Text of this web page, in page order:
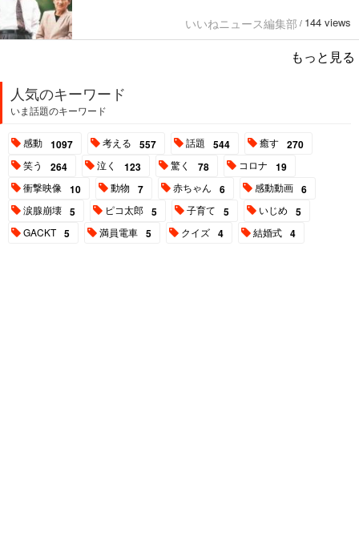
いいねニュース編集部 / 144 views
もっと見る
人気のキーワード
いま話題のキーワード
感動 1097 考える 557 話題 544 癒す 270
笑う 264 泣く 123 驚く 78 コロナ 19
衝撃映像 10 動物 7 赤ちゃん 6 感動動画 6
涙腺崩壊 5 ピコ太郎 5 子育て 5 いじめ 5
GACKT 5 満員電車 5 クイズ 4 結婚式 4